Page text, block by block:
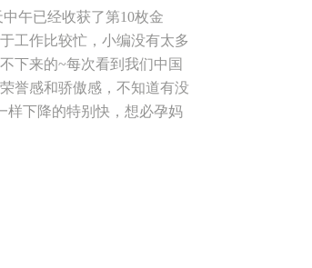
有小编在友谊路店约起来
养师——汤俊老师 参与对
点：西安市安心妈妈月子中
路线：29路、700路、35
加的宝妈们一定要先电话预
午已经收获了第10枚金
工作比较忙，小编没有太多
下来的~每次看到我们中国
誉感和骄傲感，不知道有没
下降的特别快，想必孕妈
的兴致。本周呢，小编想了
或者想要了解的内容，可以